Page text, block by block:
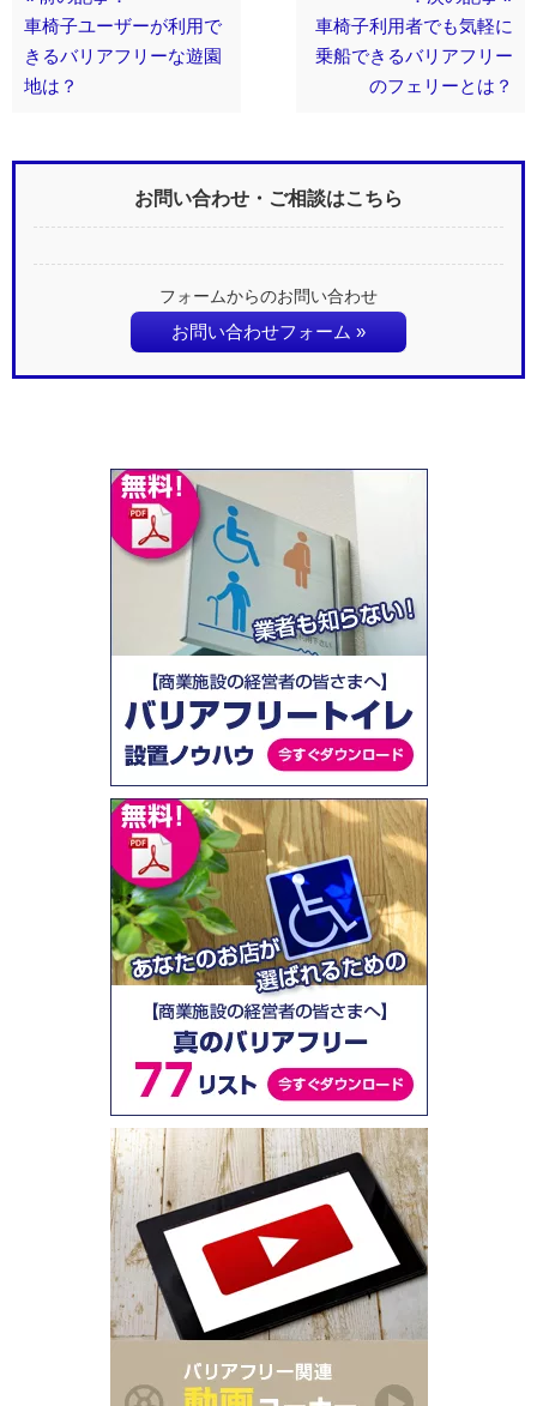
車椅子ユーザーが利用で
きるバリアフリーな遊園
地は？
車椅子利用者でも気軽に
乗船できるバリアフリー
のフェリーとは？
お問い合わせ・ご相談はこちら
フォームからのお問い合わせ
お問い合わせフォーム »